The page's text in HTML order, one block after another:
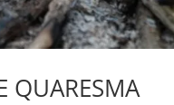
QUARESMA